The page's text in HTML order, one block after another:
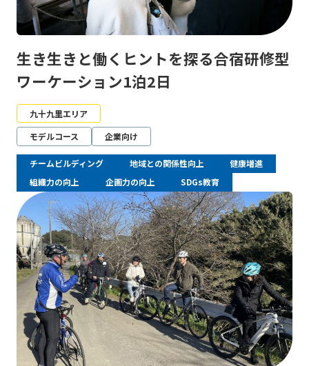
生き生きと働くヒントを探る合宿研修型
ワーケーション1泊2日
九十九里エリア
モデルコース
企業向け
チームビルディング 地域との関係性向上
健康増進
組織力の向上
企画力の向上 SDGs教育